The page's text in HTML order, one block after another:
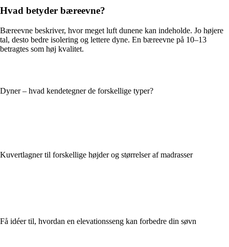
Hvad betyder bæreevne?
Bæreevne beskriver, hvor meget luft dunene kan indeholde. Jo højere
tal, desto bedre isolering og lettere dyne. En bæreevne på 10–13
betragtes som høj kvalitet.
Dyner – hvad kendetegner de forskellige typer?
Kuvertlagner til forskellige højder og størrelser af madrasser
Få idéer til, hvordan en elevationsseng kan forbedre din søvn